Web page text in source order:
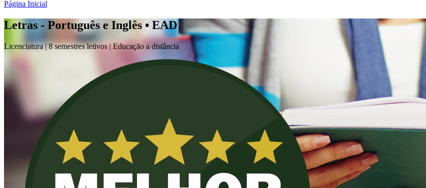
Página Inicial
Letras - Português e Inglês • EAD
Licenciatura |8 semestres letivos | Educação a distância